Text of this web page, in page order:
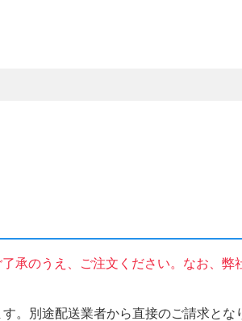
承のうえ、ご注文ください。なお、
。別途配送業者から直接のご請求と